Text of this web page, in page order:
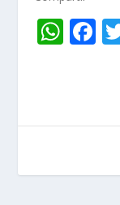
W
A
p
F
o
k